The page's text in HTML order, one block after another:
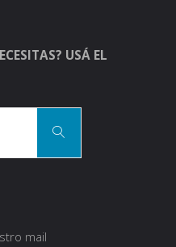
USÁ EL
Buscar
mail